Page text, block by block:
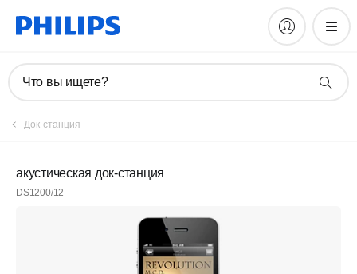
Что вы ищете?
Док-станция
акустическая док-станция
DS1200/12